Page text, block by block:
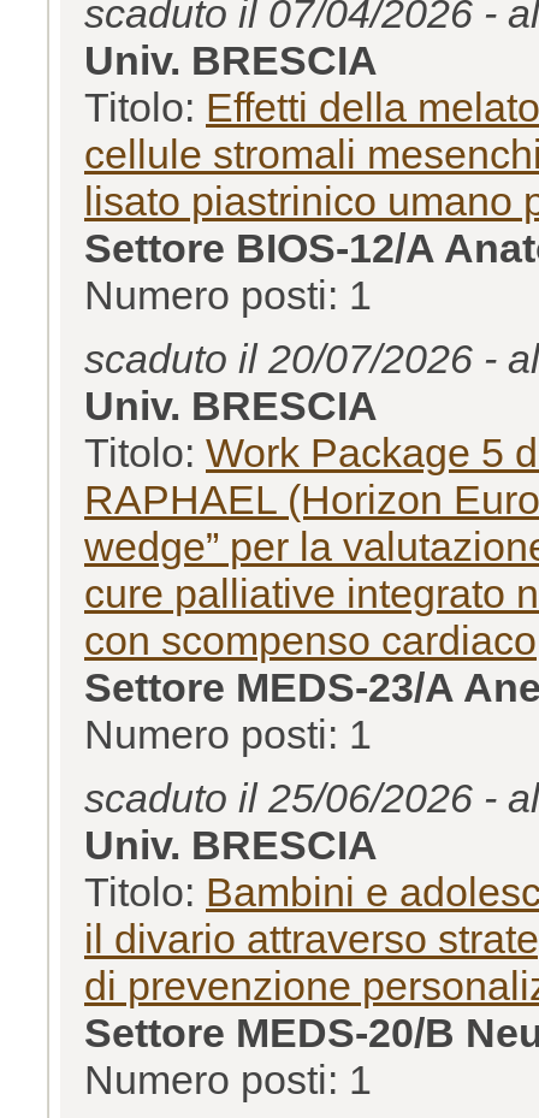
scaduto il 07/04/2026 -
Univ. BRESCIA
Titolo: Effetti della
cellule stromali
lisato piastrinico umano
Settore BIOS-12/A
Numero posti: 1
scaduto il 20/07/2026 -
Univ. BRESCIA
Titolo: Work Package 5
RAPHAEL (Horizon
wedge” per la
cure palliative integrato
con scompenso cardiaco
Settore MEDS-23/A
Numero posti: 1
scaduto il 25/06/2026 -
Univ. BRESCIA
Titolo: Bambini e
il divario attraverso
di prevenzione
Settore MEDS-20/B
Numero posti: 1